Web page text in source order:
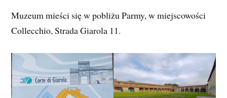
Muzeum mieści się w pobliżu Parmy, w miejscowości
Collecchio, Strada Giarola 11.